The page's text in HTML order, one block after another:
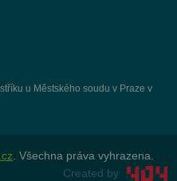
u Městského soudu v Praze v
. Všechna práva vyhrazena.
Created by